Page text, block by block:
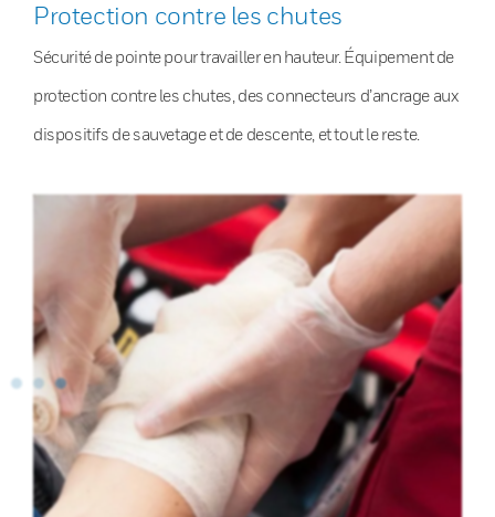
Protection contre les chutes
Sécurité de pointe pour travailler en hauteur. Équipement de
protection contre les chutes, des connecteurs d’ancrage aux
dispositifs de sauvetage et de descente, et tout le reste.